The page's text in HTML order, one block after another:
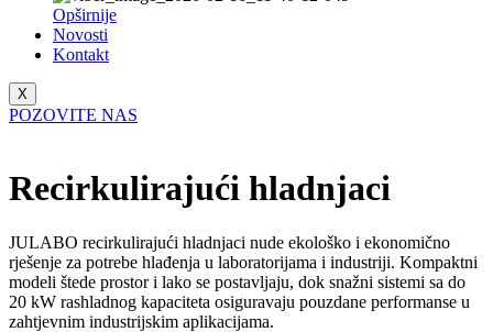
Opširnije
Novosti
Kontakt
X
POZOVITE NAS
Recirkulirajući hladnjaci
JULABO recirkulirajući hladnjaci nude ekološko i ekonomično
rješenje za potrebe hlađenja u laboratorijama i industriji. Kompaktni
modeli štede prostor i lako se postavljaju, dok snažni sistemi sa do
20 kW rashladnog kapaciteta osiguravaju pouzdane performanse u
zahtjevnim industrijskim aplikacijama.